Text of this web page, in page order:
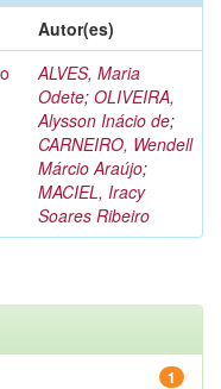
Autor(es)
ALVES, Maria
Odete; OLIVEIRA,
Alysson Inácio de;
CARNEIRO, Wendell
Márcio Araújo;
MACIEL, Iracy
Soares Ribeiro
1